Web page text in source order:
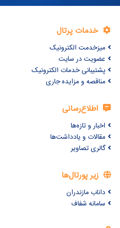
خدمات پرتال
میزخدمت الکترونیک
عضویت در سایت
پشتیبانی خدمات الکترونیک
مناقصه و مزایده جاری
اطلاع‌رسانی
اخبار و تازه‌ها
مقالات و یادداشت‌ها
گالری تصاویر
زیر پورتال‌ها
داناب مازندران
سامانه شفاف